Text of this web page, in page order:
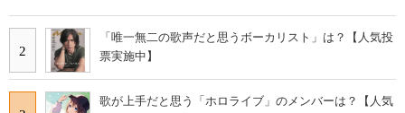
2
「唯一無二の歌声だと思うボーカリスト」は？【人気投
票実施中】
歌が上手だと思う「ホロライブ」のメンバーは？【人気